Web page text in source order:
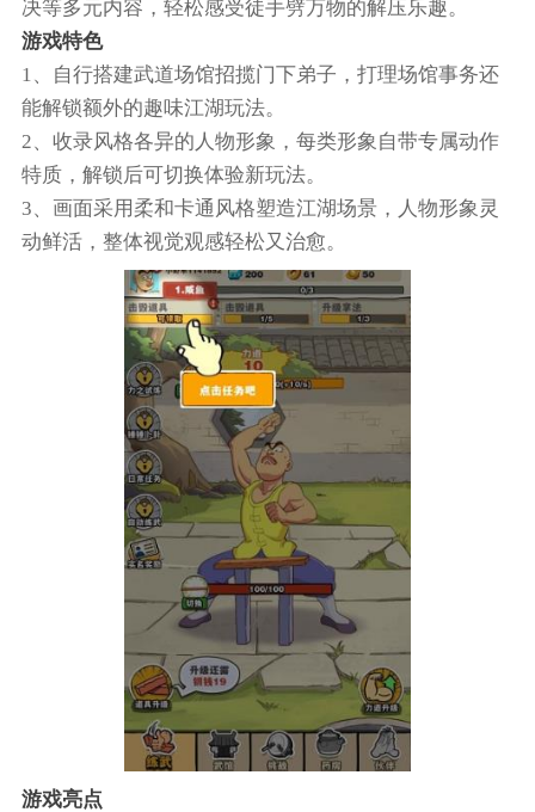
决等多元内容，轻松感受徒手劈万物的解压乐趣。
游戏特色
1、自行搭建武道场馆招揽门下弟子，打理场馆事务还
能解锁额外的趣味江湖玩法。
2、收录风格各异的人物形象，每类形象自带专属动作
特质，解锁后可切换体验新玩法。
3、画面采用柔和卡通风格塑造江湖场景，人物形象灵
动鲜活，整体视觉观感轻松又治愈。
游戏亮点